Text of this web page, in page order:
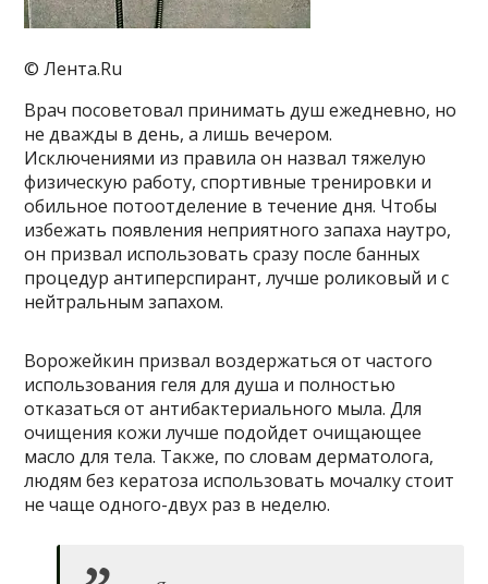
© Лента.Ru
Врач посоветовал принимать душ ежедневно, но
не дважды в день, а лишь вечером.
Исключениями из правила он назвал тяжелую
физическую работу, спортивные тренировки и
обильное потоотделение в течение дня. Чтобы
избежать появления неприятного запаха наутро,
он призвал использовать сразу после банных
процедур антиперспирант, лучше роликовый и с
нейтральным запахом.
Ворожейкин призвал воздержаться от частого
использования геля для душа и полностью
отказаться от антибактериального мыла. Для
очищения кожи лучше подойдет очищающее
масло для тела. Также, по словам дерматолога,
людям без кератоза использовать мочалку стоит
не чаще одного-двух раз в неделю.